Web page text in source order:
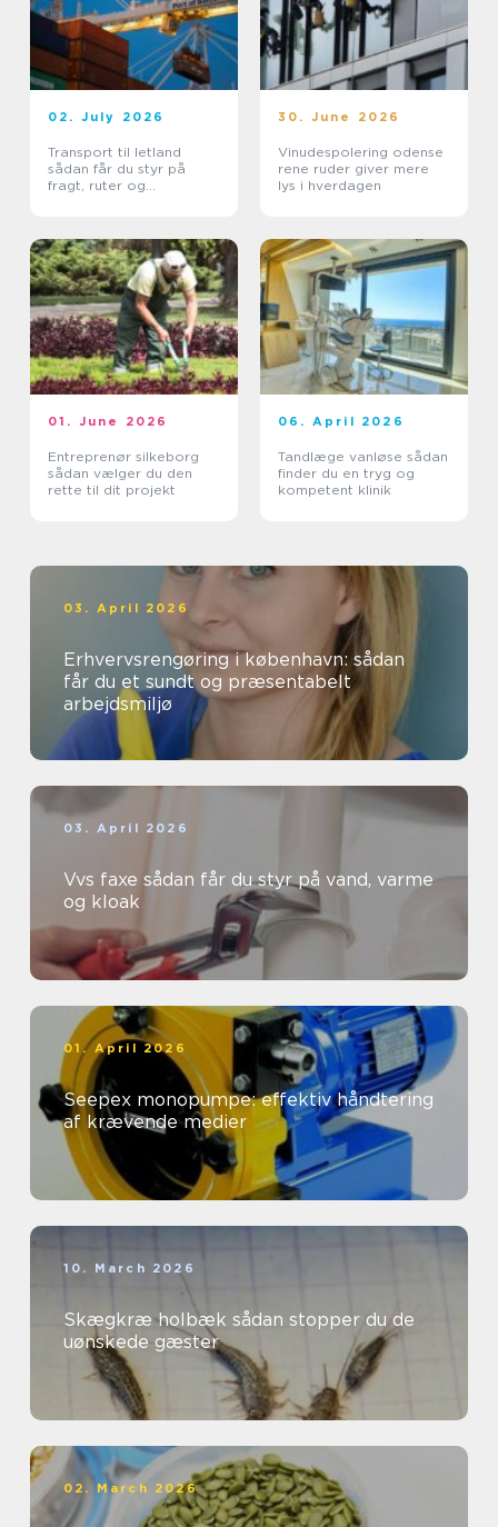
02. July 2026
Transport til letland
sådan får du styr på
fragt, ruter og
30. June 2026
Vinudespolering odense
rene ruder giver mere
lys i hverdagen
01. June 2026
Entreprenør silkeborg
sådan vælger du den
rette til dit projekt
06. April 2026
Tandlæge vanløse sådan
finder du en tryg og
kompetent klinik
03. April 2026
Erhvervsrengøring i københavn: sådan
får du et sundt og præsentabelt
arbejdsmiljø
03. April 2026
Vvs faxe sådan får du styr på vand, varme
og kloak
01. April 2026
Seepex monopumpe: effektiv håndtering
af krævende medier
10. March 2026
Skægkræ holbæk sådan stopper du de
uønskede gæster
02. March 2026